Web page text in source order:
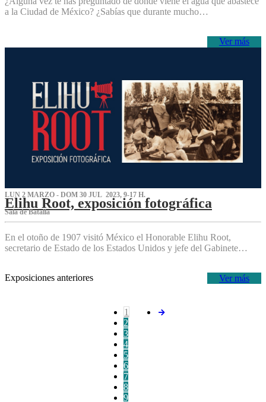
a la Ciudad de México? ¿Sabías que durante mucho…
Ver más
LUN 2 MARZO - DOM 30 JUL 2023, 9-17 H.
Elihu Root, exposición fotográfica
Sala de Batalla
En el otoño de 1907 visitó México el Honorable Elihu Root,
secretario de Estado de los Estados Unidos y jefe del Gabinete…
Ver más
Exposiciones anteriores
1
2
3
4
5
6
7
8
9